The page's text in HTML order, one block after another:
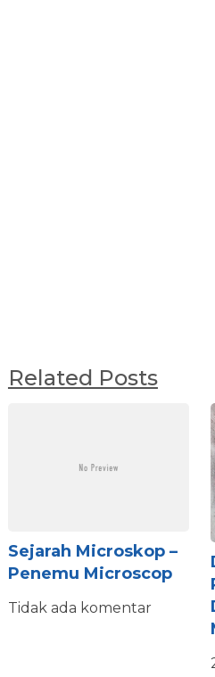
Related Posts
Sejarah Microskop –
Penemu Microscop
Tidak ada komentar